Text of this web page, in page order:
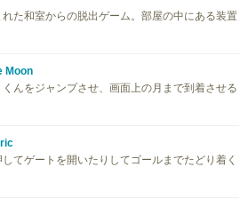
た和室からの脱出ゲーム。部屋の中にある装置
Moon
んをジャンプさせ、画面上の月まで到着させる
てゲートを開いたりしてゴールまでたどり着く